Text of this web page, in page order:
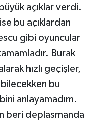
açıklar verdi.
bu açıklardan
gibi oyuncular
Burak
hızlı geçişler,
bu
anlayamadım.
beri deplasmanda